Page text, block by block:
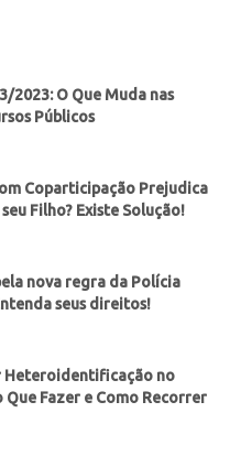
2023: O Que Muda nas
Públicos
Coparticipação Prejudica
Filho? Existe Solução!
nova regra da Polícia
seus direitos!
Heteroidentificação no
Que Fazer e Como Recorrer